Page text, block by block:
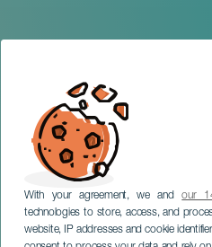
With your agreement, we andour
technologies to store, access, and
website, IP addresses and cookie